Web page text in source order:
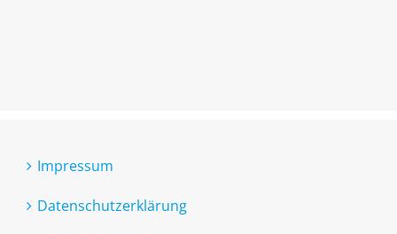
Impressum
Datenschutzerklärung